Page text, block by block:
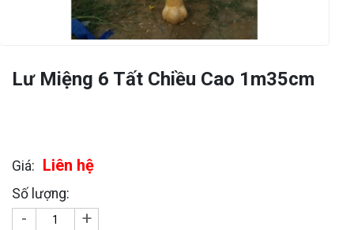
Lư Miệng 6 Tất Chiều Cao 1m35cm
Giá: Liên hệ
Số lượng:
- +